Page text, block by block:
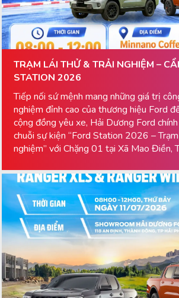
TRẠM LÁI THỬ & TRẢI NGHIỆM –
STATION 2026
Tiếp nối sứ mệnh mang những giá trị
nghiệm đỉnh cao của thương hiệu Ford
cộng đồng yêu xe, Hải Dương Ford
chuỗi sự kiện “Ford Station 2026 –
nghiệm” với Chặng 01 tại Xã Mao Điền,